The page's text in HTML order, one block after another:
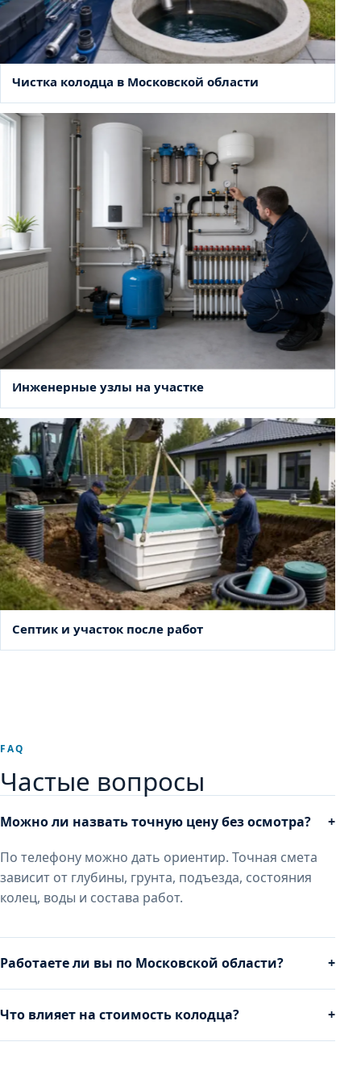
Чистка колодца в Московской области
Инженерные узлы на участке
Септик и участок после работ
FAQ
Частые вопросы
Можно ли назвать точную цену без осмотра?
+
По телефону можно дать ориентир. Точная смета
зависит от глубины, грунта, подъезда, состояния
колец, воды и состава работ.
Работаете ли вы по Московской области? +
Что влияет на стоимость колодца? +